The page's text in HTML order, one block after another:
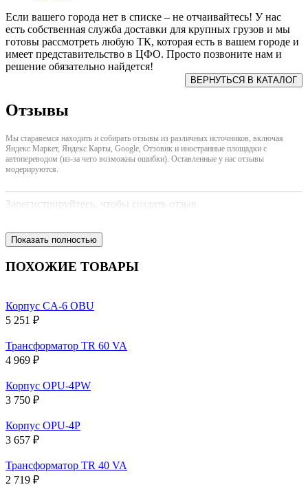
Если вашего города нет в списке – не отчаивайтесь! У нас
есть собственная служба доставки для крупных грузов и мы
готовы рассмотреть любую ТК, которая есть в вашем городе и
имеет представительство в ЦФО. Просто позвоните нам и
решение обязательно найдется!
Отзывы
Мы стараяемся находить и собирать отзывы из различных источников, включая
Яндекс Маркет, Яндекс Карты, Google, Отзовик и иностранные площадки с
автопереводом (из-за чего возможны ошибки). Оставленные у нас отзывы
модерируются.
Зарегистрируйтесь, чтобы создать отзыв.
Показать полностью
ПОХОЖИЕ ТОВАРЫ
Корпус CA-6 OBU
5 251 ₽
Трансформатор TR 60 VA
4 969 ₽
Корпус OPU-4PW
3 750 ₽
Корпус OPU-4P
3 657 ₽
Трансформатор TR 40 VA
2 719 ₽